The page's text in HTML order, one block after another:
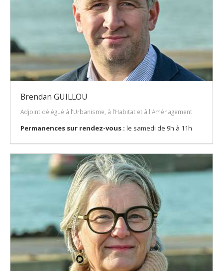
Brendan GUILLOU
Adjoint délégué à l’Urbanisme, à l’Habitat et à l'Aménagement
Permanences sur rendez-vous : le samedi de 9h à 11h